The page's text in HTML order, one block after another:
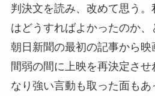
判決文を読み、改めて思う
はどうすればよかったのか、
朝日新聞の最初の記事から映
間弱の間に上映を再決定さ
なり強い言動も取った面もあ